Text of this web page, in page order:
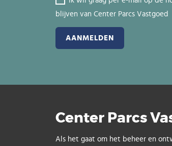
blijven van Center Parcs Vastgoed
Center Parcs
Als het gaat om het beheer en